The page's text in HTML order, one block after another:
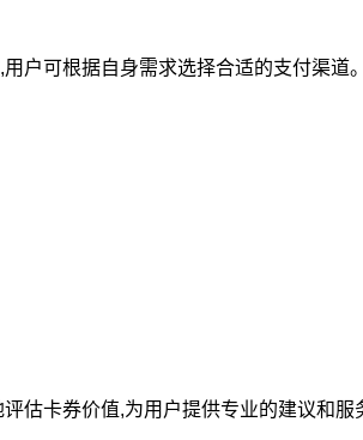
户可根据自身需求选择合适的支付渠道。
估卡券价值,为用户提供专业的建议和服